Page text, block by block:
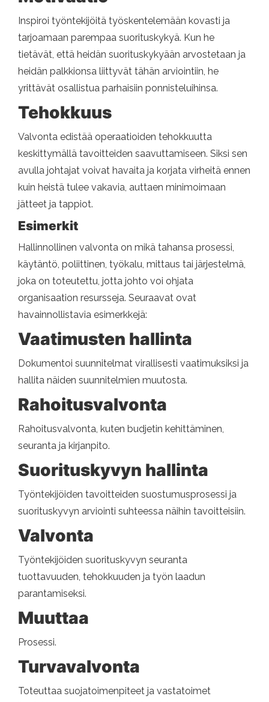
Inspiroi työntekijöitä työskentelemään kovasti ja
tarjoamaan parempaa suorituskykyä. Kun he
tietävät, että heidän suorituskykyään arvostetaan ja
heidän palkkionsa liittyvät tähän arviointiin, he
yrittävät osallistua parhaisiin ponnisteluihinsa.
Tehokkuus
Valvonta edistää operaatioiden tehokkuutta
keskittymällä tavoitteiden saavuttamiseen. Siksi sen
avulla johtajat voivat havaita ja korjata virheitä ennen
kuin heistä tulee vakavia, auttaen minimoimaan
jätteet ja tappiot.
Esimerkit
Hallinnollinen valvonta on mikä tahansa prosessi,
käytäntö, poliittinen, työkalu, mittaus tai järjestelmä,
joka on toteutettu, jotta johto voi ohjata
organisaation resursseja. Seuraavat ovat
havainnollistavia esimerkkejä:
Vaatimusten hallinta
Dokumentoi suunnitelmat virallisesti vaatimuksiksi ja
hallita näiden suunnitelmien muutosta.
Rahoitusvalvonta
Rahoitusvalvonta, kuten budjetin kehittäminen,
seuranta ja kirjanpito.
Suorituskyvyn hallinta
Työntekijöiden tavoitteiden suostumusprosessi ja
suorituskyvyn arviointi suhteessa näihin tavoitteisiin.
Valvonta
Työntekijöiden suorituskyvyn seuranta
tuottavuuden, tehokkuuden ja työn laadun
parantamiseksi.
Muuttaa
Prosessi.
Turvavalvonta
Toteuttaa suojatoimenpiteet ja vastatoimet